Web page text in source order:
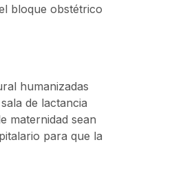
bloque obstétrico
humanizadas
de lactancia
maternidad sean
para que la